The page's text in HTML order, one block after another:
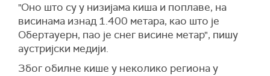
"Позивам становнике који треба да се
евакуишу да сарађују са спаилачким
службама", рекао је Туск. У историјском граду
Глухолази, у суседној провинцији Ополе,
градоначеник је јутрос наложио принудну
"Оно што су у низијама киша и поплаве, на
висинама изнад 1.400 метара, као што је
Обертауерн, пао је снег висине метар", пишу
аустријски медији.
Због обилне кише у неколико региона у